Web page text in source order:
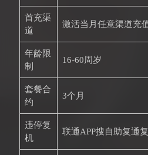
首充渠
道
激活当月任意渠道充
年龄限
制
16-60周岁
套餐合
约
3个月
违停复
机
联通APP搜自助复通